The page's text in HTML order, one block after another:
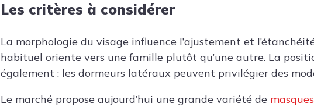
Les critères à considérer
La morphologie du visage influence l’ajustement et
habituel oriente vers une famille plutôt qu’une autre. La
également : les dormeurs latéraux peuvent privilégier des
Le marché propose aujourd’hui une grande variété de